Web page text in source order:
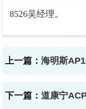
8526吴经理。
上一篇：
下一篇：